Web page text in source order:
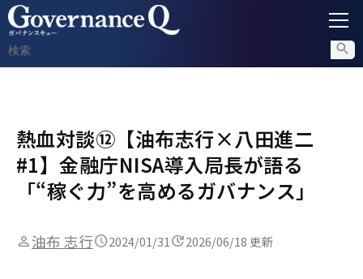
内部通報
コンプライアンス調査
不正対策
熱血対談⑫【油布志行×八田進二
#1】金融庁NISA導入局長が語る
「“稼ぐ力”を高めるガバナンス」
油布 志行 2024/01/31 2026/06/18 更新